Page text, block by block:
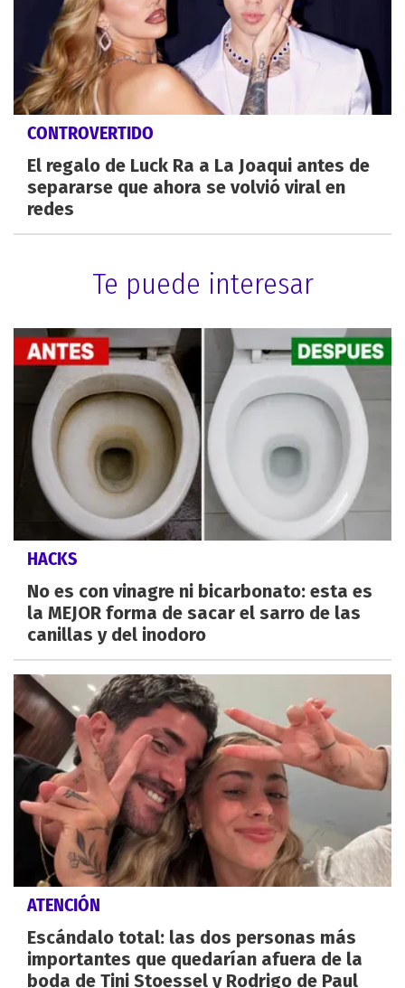
CONTROVERTIDO
El regalo de Luck Ra a La Joaqui antes de
separarse que ahora se volvió viral en
redes
Te puede interesar
HACKS
No es con vinagre ni bicarbonato: esta es
la MEJOR forma de sacar el sarro de las
canillas y del inodoro
ATENCIÓN
Escándalo total: las dos personas más
importantes que quedarían afuera de la
boda de Tini Stoessel y Rodrigo de Paul